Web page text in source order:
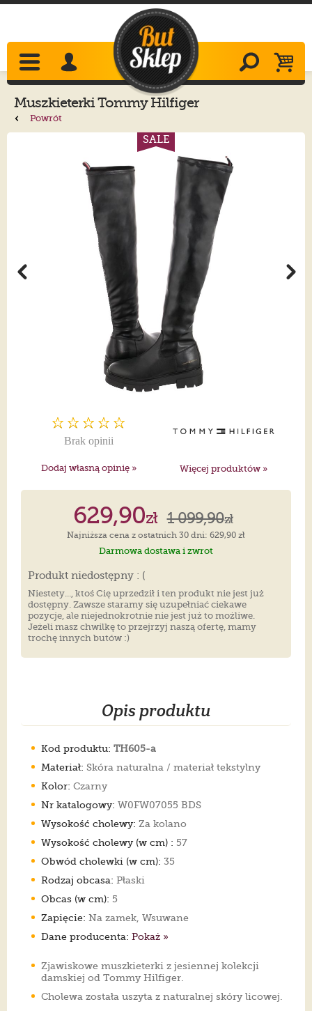
MuszkieterkiTommy Hilfiger
Monochromatic Over The Knee Boot
FW0FW07055 BDS Black
Powrót
SALE
Brak opinii
Dodaj własną opinię » Więcej produktów »
629,90zł 1 099,90zł
Najniższa cena z ostatnich 30 dni: 629,90 zł
Darmowa dostawa i zwrot
Produkt niedostępny : (
Niestety..., ktoś Cię uprzedził i ten produkt nie jest już
dostępny. Zawsze staramy się uzupełniać ciekawe
pozycje, ale niejednokrotnie nie jest już to możliwe.
Jeżeli masz chwilkę to przejrzyj naszą ofertę, mamy
trochę innych butów :)
Opis produktu
Kod produktu: TH605-a
Materiał: Skóra naturalna / materiał tekstylny
Kolor: Czarny
Nr katalogowy: W0FW07055 BDS
Wysokość cholewy: Za kolano
Wysokość cholewy (w cm) : 57
Obwód cholewki (w cm): 35
Rodzaj obcasa: Płaski
Obcas (w cm): 5
Zapięcie: Na zamek, Wsuwane
Dane producenta: Pokaż »
Zjawiskowe muszkieterki z jesiennej kolekcji
damskiej od Tommy Hilfiger.
Cholewa została uszyta z naturalnej skóry licowej.